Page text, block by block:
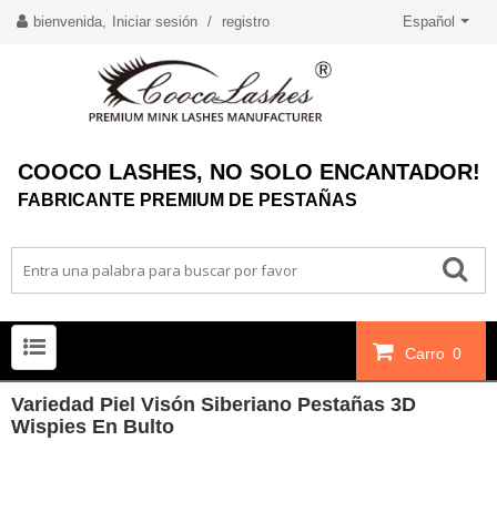
bienvenida, Iniciar sesión / registro Español
COOCO LASHES, NO SOLO ENCANTADOR!
FABRICANTE PREMIUM DE PESTAÑAS
Carro 0
Variedad Piel Visón Siberiano Pestañas 3D
Wispies En Bulto